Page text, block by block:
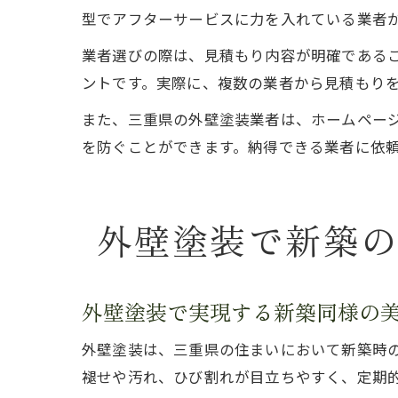
型でアフターサービスに力を入れている業者
業者選びの際は、見積もり内容が明確である
ントです。実際に、複数の業者から見積もり
また、三重県の外壁塗装業者は、ホームペ
を防ぐことができます。納得できる業者に依
外壁塗装で新築
外壁塗装で実現する新築同様の
外壁塗装は、三重県の住まいにおいて新築時
褪せや汚れ、ひび割れが目立ちやすく、定期